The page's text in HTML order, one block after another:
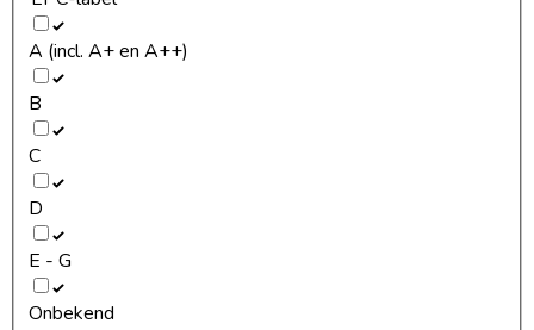
A (incl. A+ en A++)
B
C
D
E - G
Onbekend